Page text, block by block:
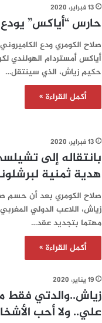
13 فبراير، 2020
حارس “أياكس”
صلاح الكومري ودع
أياكس أمستردام الهولندي
حكيم زياش، الذي سينتقل…
أكمل القراءة »
13 فبراير، 2020
بانتقاله إلى
هدية ثمنية
صلاح الكومري بعد أن حسم
زياش، اللاعب الدولي
مهتما بتجديد عقد…
أكمل القراءة »
19 يناير، 2020
زياش..والدتي فقط
علي.. ولا أحب